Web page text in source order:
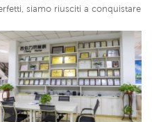
siamo riusciti a conquistare